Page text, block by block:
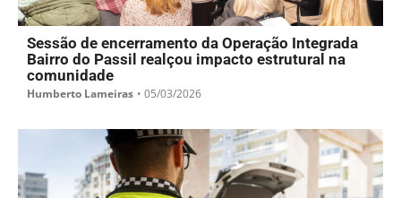
Sessão de encerramento da Operação Integrada
Bairro do Passil realçou impacto estrutural na
comunidade
Humberto Lameiras • 05/03/2026